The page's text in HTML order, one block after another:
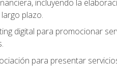
incluyendo la
plazo.
digital para promocionar
para presentar